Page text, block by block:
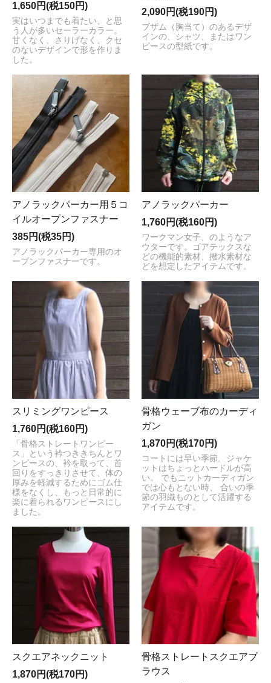
1,650円(税150円)
実はいつまでも着たい、と思
う人が多いセーラーカラー。
甘くなく、さりげなく、クセ
のないデザインで形を作りま
した。
2,090円(税190円)
ブザム（胸当て）のあるデザ
インの、シャツ、またはワン
ピースの型紙です。
アノラックパーカー用５コ
イルオープンファスナー
385円(税35円)
アノラックパーカー専用のオ
ープンファスナーです。
アノラックパーカー
1,760円(税160円)
ワークマン女子、のようなア
ウターです。ゴアテックスな
どの機能的素材、撥水素材な
どを想定したアイテムです。
スリミングワンピース
1,760円(税160円)
「骨格ストレートワンピー
ス」という衿つききちんとワ
ンピースの、衿を取って、首
回りをすっきりさせて、体の
厚みを軽減するためにゴム仕
様をなくし、もっと日常的に
楽に着られるワンピースにし
ました。
骨格ウェーブ布のカーディ
ガン
1,870円(税170円)
コートには早い季節、ジャケ
ットはちょっとハードルが高
い。 でもニットカーディガン
では心もとない時、 合いの季
節の羽織ものとして活躍する
アイテムです。
スクエアネックニット
1,870円(税170円)
骨格ストレートスクエアブ
ラウス